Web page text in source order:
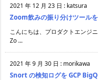
2021 年 12 月 23 日 : katsura
Zoom飲みの振り分けツール
こんにちは、プロダクトエンジ
Zo ...
2021 年 9 月 30 日 : morikawa
Snort の検知ログを GCP